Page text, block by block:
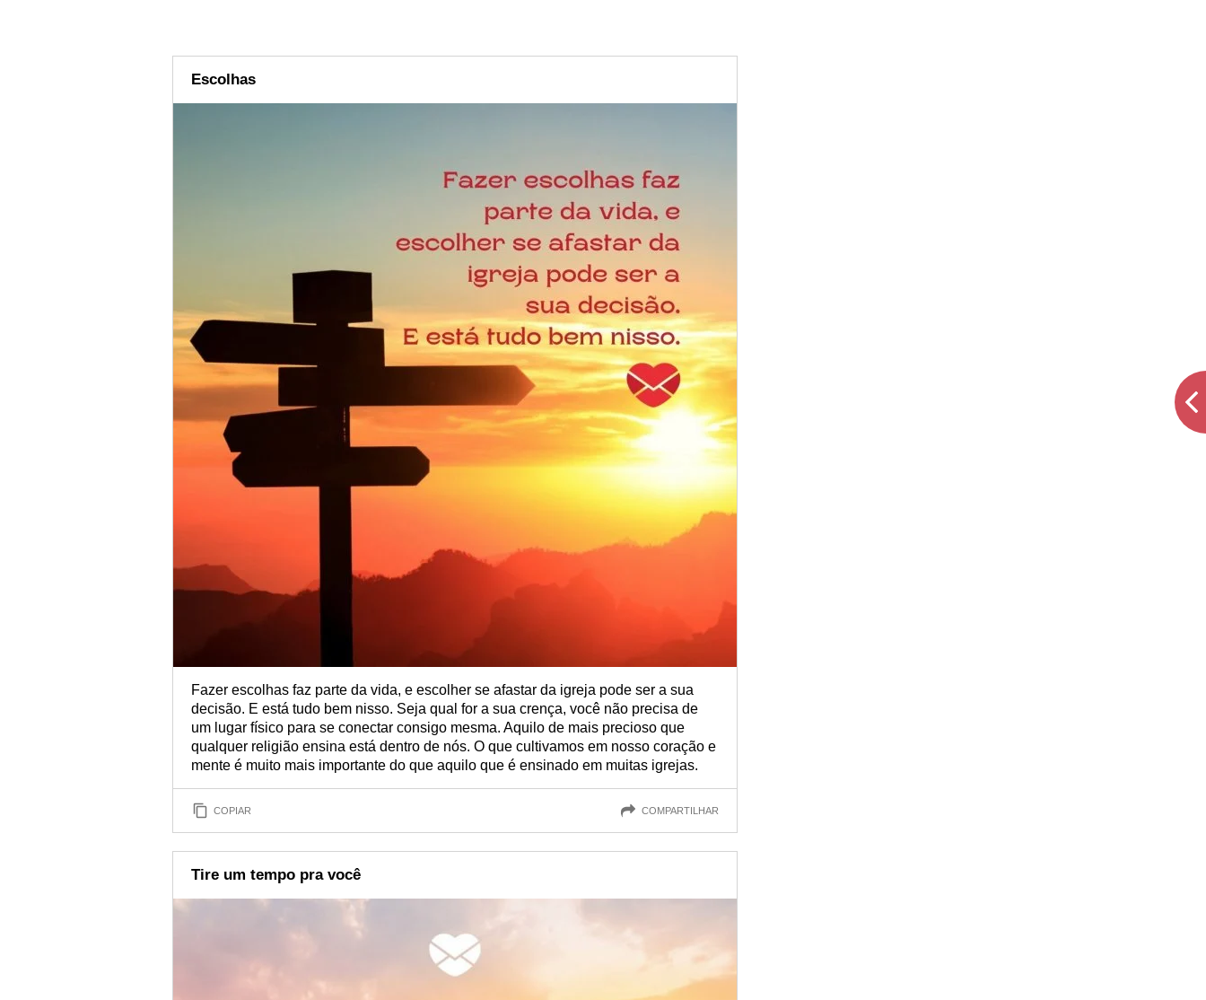
Escolhas
Fazer escolhas faz parte da vida, e escolher se afastar da igreja pode ser a sua
decisão. E está tudo bem nisso. Seja qual for a sua crença, você não precisa de
um lugar físico para se conectar consigo mesma. Aquilo de mais precioso que
qualquer religião ensina está dentro de nós. O que cultivamos em nosso coração e
mente é muito mais importante do que aquilo que é ensinado em muitas igrejas.
COPIAR COMPARTILHAR
Tire um tempo pra você